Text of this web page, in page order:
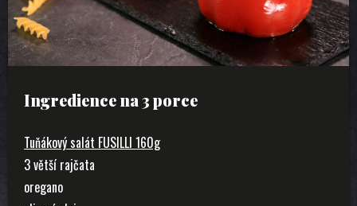
Ingredience na 3 porce
Tuňákový salát FUSILLI 160g
3 větší rajčata
oregano